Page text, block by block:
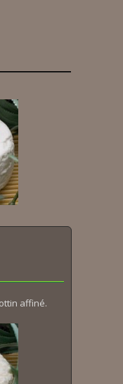
affiné.